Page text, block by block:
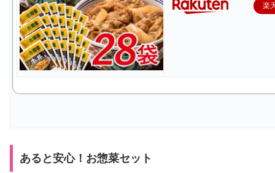
楽
あると安心！お惣菜セット